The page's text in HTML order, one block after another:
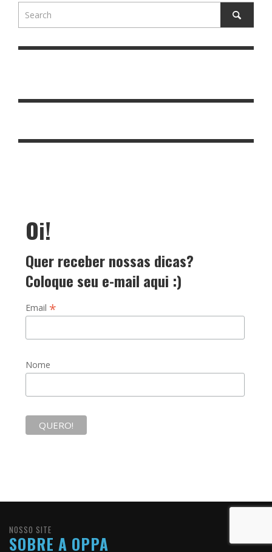
Oi!
Quer receber nossas dicas?
Coloque seu e-mail aqui :)
Email *
Nome
NOSSO SITE
SOBRE A OPPA